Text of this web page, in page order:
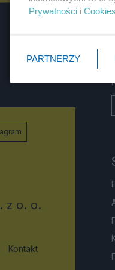
z o. o.
Kontakt
Prywatności i Cookies
PARTNERZY